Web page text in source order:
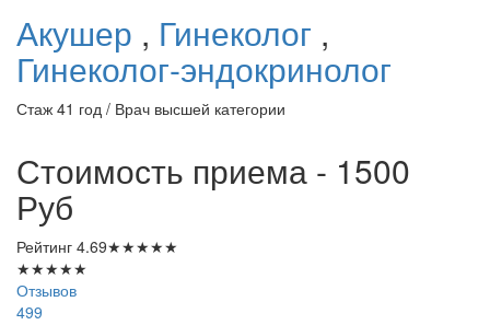
Акушер , Гинеколог ,
Гинеколог-эндокринолог
Стаж 41 год / Врач высшей категории
Стоимость приема - 1500
Руб
Рейтинг 4.69★★★★★
★★★★★
Отзывов
499